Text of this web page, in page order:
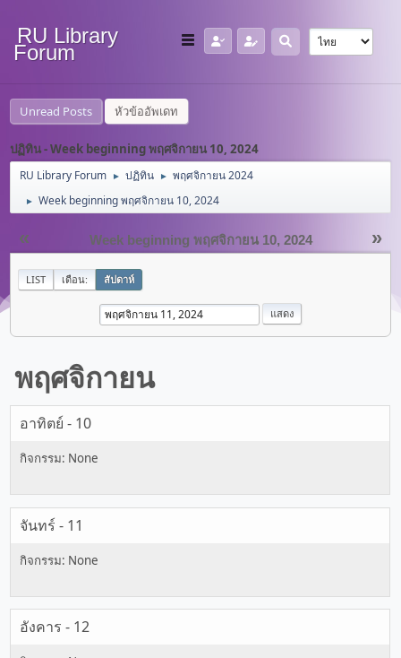
RU Library
Forum
Unread Posts หัวข้ออัพเดท
ปฏิทิน - Week beginning พฤศจิกายน 10, 2024
RU Library Forum ► ปฏิทิน ► พฤศจิกายน 2024
► Week beginning พฤศจิกายน 10, 2024
« »
Week beginning พฤศจิกายน 10, 2024
LIST เดือน: สัปดาห์
พฤศจิกายน
อาทิตย์ - 10
จันทร์ - 11
อังคาร - 12